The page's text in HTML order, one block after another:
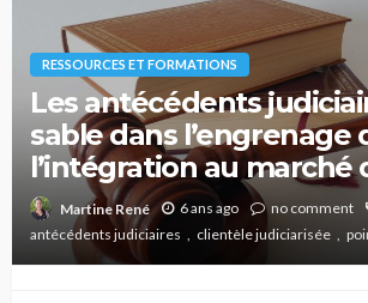
RESSOURCES ET FORMATIONS
Les antécédents
sable dans l’engrenage
l’intégration au marché
Martine René 6 ans ago
no comment
antécédents judiciaires
clientèle judiciarisée